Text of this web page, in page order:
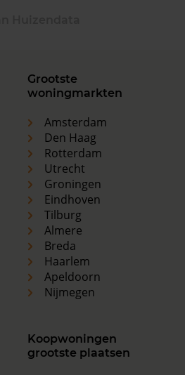
Grootste
woningmarkten
Amsterdam
Den Haag
Rotterdam
Utrecht
Groningen
Eindhoven
Tilburg
Almere
Breda
Haarlem
Apeldoorn
Nijmegen
Koopwoningen
grootste plaatsen